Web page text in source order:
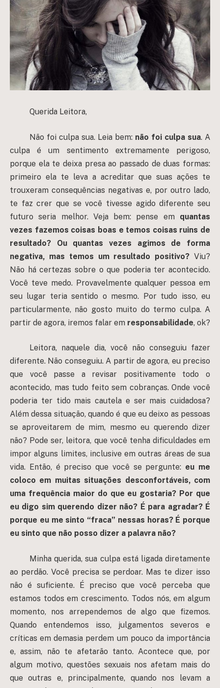
Querida Leitora,
Não foi culpa sua. Leia bem: não foi culpa sua. A
culpa é um sentimento extremamente perigoso,
porque ela te deixa presa ao passado de duas formas:
primeiro ela te leva a acreditar que suas ações te
trouxeram consequências negativas e, por outro lado,
te faz crer que se você tivesse agido diferente seu
futuro seria melhor. Veja bem: pense em quantas
vezes fazemos coisas boas e temos coisas ruins de
resultado? Ou quantas vezes agimos de forma
negativa, mas temos um resultado positivo? Viu?
Não há certezas sobre o que poderia ter acontecido.
Você teve medo. Provavelmente qualquer pessoa em
seu lugar teria sentido o mesmo. Por tudo isso, eu
particularmente, não gosto muito do termo culpa. A
partir de agora, iremos falar em responsabilidade, ok?
Leitora, naquele dia, você não conseguiu fazer
diferente. Não conseguiu. A partir de agora, eu preciso
que você passe a revisar positivamente todo o
acontecido, mas tudo feito sem cobranças. Onde você
poderia ter tido mais cautela e ser mais cuidadosa?
Além dessa situação, quando é que eu deixo as pessoas
se aproveitarem de mim, mesmo eu querendo dizer
não? Pode ser, leitora, que você tenha dificuldades em
impor alguns limites, inclusive em outras áreas de sua
vida. Então, é preciso que você se pergunte: eu me
coloco em muitas situações desconfortáveis, com
uma frequência maior do que eu gostaria? Por que
eu digo sim querendo dizer não? É para agradar? É
porque eu me sinto “fraca” nessas horas? É porque
eu sinto que não posso dizer a palavra não?
Minha querida, sua culpa está ligada diretamente
ao perdão. Você precisa se perdoar. Mas te dizer isso
não é suficiente. É preciso que você perceba que
estamos todos em crescimento. Todos nós, em algum
momento, nos arrependemos de algo que fizemos.
Quando entendemos isso, julgamentos severos e
críticas em demasia perdem um pouco da importância
e, assim, não te afetarão tanto. Acontece que, por
algum motivo, questões sexuais nos afetam mais do
que outras e, principalmente, quando nos levam a